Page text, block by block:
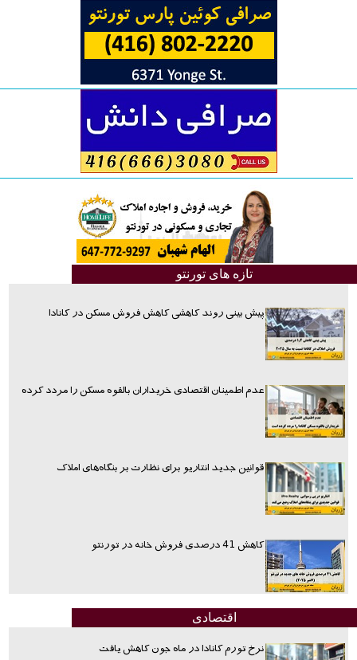
تازه های تورنتو
پیش بینی روند کاهشی کاهش فروش مسکن در کانادا
عدم اطمینان اقتصادی خریداران بالقوه مسکن را مردد کرده
قوانین جدید انتاریو برای نظارت بر بنگاه‌های املاک
کاهش 41 درصدی فروش خانه در تورنتو
اقتصادی
نرخ تورم کانادا در ماه جون کاهش یافت